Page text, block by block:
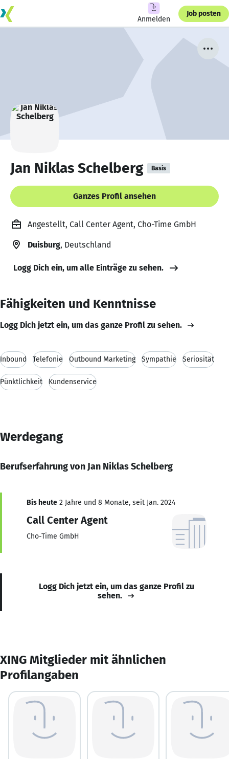
Anmelden
Job posten
Jan Niklas Schelberg Basis
Ganzes Profil ansehen
Angestellt, Call Center Agent, Cho-Time GmbH
Duisburg, Deutschland
Logg Dich ein, um alle Einträge zu sehen.
Fähigkeiten und Kenntnisse
Logg Dich jetzt ein, um das ganze Profil zu sehen.
Inbound Telefonie Outbound Marketing Sympathie Seriosität
Pünktlichkeit Kundenservice
Werdegang
Berufserfahrung von Jan Niklas Schelberg
Bis heute 2 Jahre und 8 Monate, seit Jan. 2024
Call Center Agent
Cho-Time GmbH
Logg Dich jetzt ein, um das ganze Profil zu
sehen.
XING Mitglieder mit ähnlichen
Profilangaben